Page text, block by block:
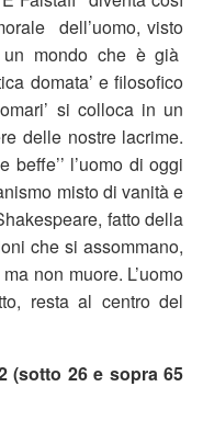
dell’uomo, visto
mondo che è già
domata’ e filosofico
si colloca in un
delle nostre lacrime.
l’uomo di oggi
misto di vanità e
fatto della
che si assommano,
non muore. L’uomo
resta al centro del
(sotto 26 e sopra 65